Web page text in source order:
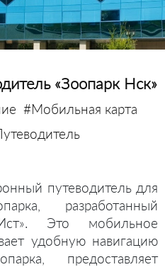
«Зоопарк Нск»
#Мобильная карта
путеводитель для
разработанный
Это мобильное
удобную навигацию
предоставляет